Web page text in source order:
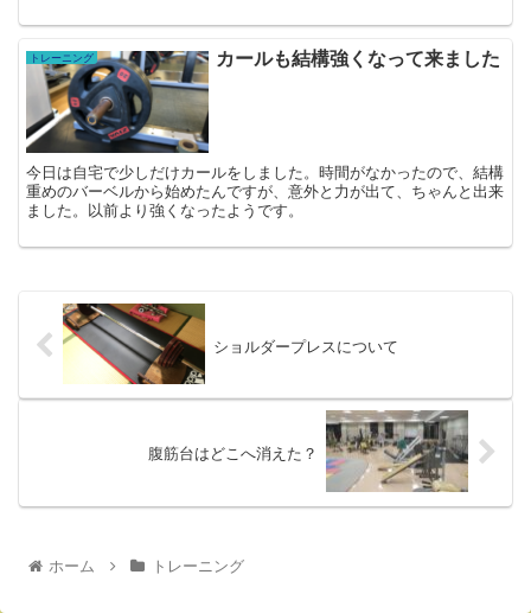
トレーニング カールも結構強くなって来ました
今日は自宅で少しだけカールをしました。時間がなかったので、結構
重めのバーベルから始めたんですが、意外と力が出て、ちゃんと出来
ました。以前より強くなったようです。
ショルダープレスについて
腹筋台はどこへ消えた？
ホーム トレーニング